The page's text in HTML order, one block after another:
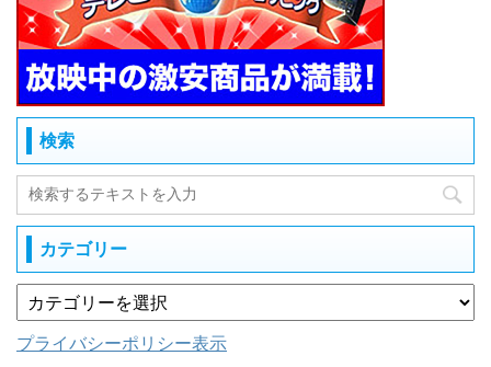
検索
カテゴリー
プライバシーポリシー表示